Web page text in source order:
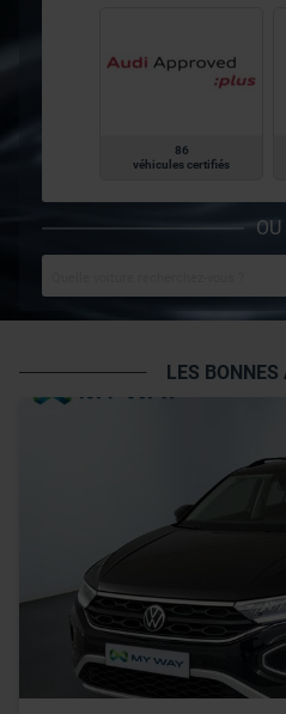
86
véhicules certifiés
OU
LES